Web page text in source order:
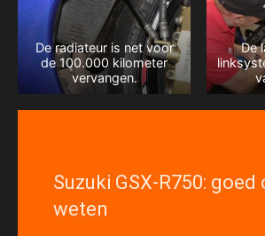
De radiateur is net voor
de 100.000 kilometer
vervangen.
De
Suzuki GSX-R750: goed
weten